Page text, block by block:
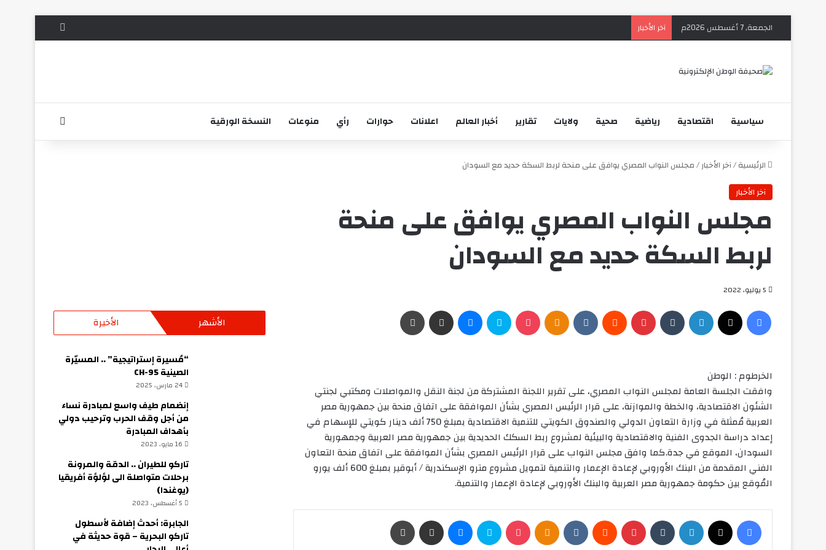
الجمعة, 7 أغسطس 2026م آخر الأخبار
سياسية اقتصادية رياضية صحية ولايات تقارير أخبار العالم اعلانات حوارات رأي منوعات النسخة الورقية
الرئيسية/آخر الأخبار/مجلس النواب المصري يوافق على منحة لربط السكة حديد مع السودان
آخر الأخبار
مجلس النواب المصري يوافق على منحة
لربط السكة حديد مع السودان
5 يوليو، 2022
فيسبوك لينكدإن بينتيريست Odnoklassniki
‫Pocket سكايب ماسنجر مشاركة عبر البريد
الخرطوم : الوطن
وافقت الجلسة العامة لمجلس النواب المصري، على تقرير اللجنة المشتركة من لجنة النقل والمواصلات ومكتبي لجنتي
الشئون الاقتصادية، والخطة والموازنة، على قرار الرئيس المصري بشأن الموافقة على اتفاق منحة بين جمهورية مصر
العربية مُمثلة في وزارة التعاون الدولي والصندوق الكويتي للتنمية الاقتصادية بمبلغ 750 ألف دينار كويتي للإسهام في
إعداد دراسة الجدوى الفنية والاقتصادية والبيئية لمشروع ربط السكك الحديدية بين جمهورية مصر العربية وجمهورية
السودان، الموقع في جدة.كما وافق مجلس النواب على قرار الرئيس المصري بشأن الموافقة على اتفاق منحة التعاون
الفني المقدمة من البنك الأوروبي لإعادة الإعمار والتنمية لتمويل مشروع مترو الإسكندرية / أبوقير بمبلغ 600 ألف يورو
المُوقع بين حكومة جمهورية مصر العربية والبنك الأوروبي لإعادة الإعمار والتنمية.
فيسبوك لينكدإن بينتيريست Odnoklassniki
‫Pocket سكايب ماسنجر مشاركة عبر البريد
الأشهر الأخيرة
“مُسيرة إستراتيجية” .. المسيّرة
الصينية CH-95
24 مارس، 2025
إنضمام طيف واسع لمبادرة نساء
من أجل وقف الحرب وترحيب دولي
بأهداف المبادرة
16 مايو، 2023
تاركو للطيران .. الدقة والمرونة
برحلات متواصلة الى لؤلؤة أفريقيا
(يوغندا)
5 أغسطس، 2023
الجابرة: أحدث إضافة لأسطول
تاركو البحرية – قوة حديثة في